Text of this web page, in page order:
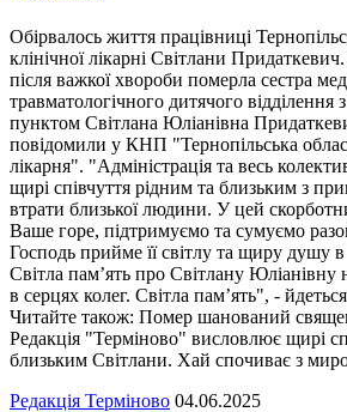
Обірвалось життя працівниці
клінічної лікарні Світлани
після важкої хвороби померла сестра
травматологічного дитячого відділення
пунктом Світлана Юліанівна
повідомили у КНП "Тернопільська
лікарня". "Адміністрація та весь
щирі співчуття рідним та близьким з
втрати близької людини. У цей
Ваше горе, підтримуємо та сумуємо
Господь прийме її світлу та щиру душу
Світла пам’ять про Світлану Юліанівну
в серцях колег. Світла пам’ять", -
Читайте також: Помер шанований
Редакція "Терміново" висловлює щирі
близьким Світлани. Хай спочиває з
Редакція Терміново 04.06.2025